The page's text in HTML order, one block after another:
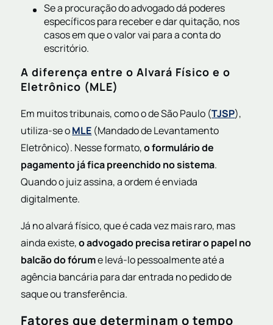
Se a procuração do advogado dá poderes
específicos para receber e dar quitação, nos
casos em que o valor vai para a conta do
escritório.
A diferença entre o Alvará Físico e o
Eletrônico (MLE)
Em muitos tribunais, como o de São Paulo (TJSP),
utiliza-se oMLE (Mandado de Levantamento
Eletrônico). Nesse formato,o formulário de
pagamento já fica preenchido no sistema.
Quando o juiz assina, a ordem é enviada
digitalmente.
Já no alvará físico, que é cada vez mais raro, mas
ainda existe,o advogado precisa retirar o papel no
balcão do fórume levá-lo pessoalmente até a
agência bancária para dar entrada no pedido de
saque ou transferência.
Fatores que determinam o tempo